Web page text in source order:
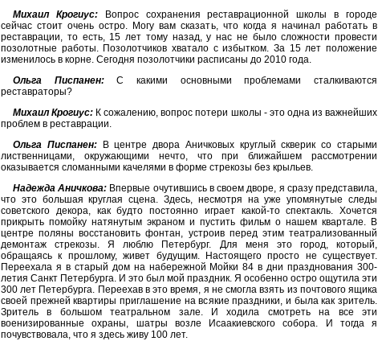
Михаил Крогиус:Вопрос сохранения реставрационной школы в городе
сейчас стоит очень остро. Могу вам сказать, что когда я начинал работать в
реставрации, то есть, 15 лет тому назад, у нас не было сложности провести
позолотные работы. Позолотчиков хватало с избытком. За 15 лет положение
изменилось в корне. Сегодня позолотчики расписаны до 2010 года.
Ольга Писпанен:С какими основными проблемами сталкиваются
реставраторы?
Михаил Крогиус: К сожалению, вопрос потери школы - это одна из важнейших
проблем в реставрации.
Ольга Писпанен:В центре двора Аничковых круглый скверик со старыми
лиственницами, окружающими нечто, что при ближайшем рассмотрении
оказывается сломанными качелями в форме стрекозы без крыльев.
Надежда Аничкова: Впервые очутившись в своем дворе, я сразу представила,
что это большая круглая сцена. Здесь, несмотря на уже упомянутые следы
советского декора, как будто постоянно играет какой-то спектакль. Хочется
прикрыть помойку натянутым экраном и пустить фильм о нашем квартале. В
центре поляны восстановить фонтан, устроив перед этим театрализованный
демонтаж стрекозы. Я люблю Петербург. Для меня это город, который,
обращаясь к прошлому, живет будущим. Настоящего просто не существует.
Переехала я в старый дом на набережной Мойки 84 в дни празднования 300-
летия Санкт Петербурга. И это был мой праздник. Я особенно остро ощутила эти
300 лет Петербурга. Переехав в это время, я не смогла взять из почтового ящика
своей прежней квартиры приглашение на всякие праздники, и была как зритель.
Зритель в большом театральном зале. И ходила смотреть на все эти
военизированные охраны, шатры возле Исаакиевского собора. И тогда я
почувствовала, что я здесь живу 100 лет.